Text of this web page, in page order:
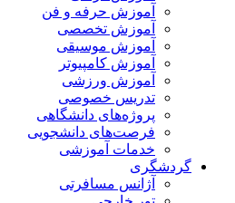
آموزش حرفه و فن
آموزش تخصصی
آموزش موسیقی
آموزش کامپیوتر
آموزش ورزشی
تدریس خصوصی
پروژه‌های دانشگاهی
فرصت‌های دانشجویی
خدمات آموزشی
گردشگری
آژانس مسافرتی